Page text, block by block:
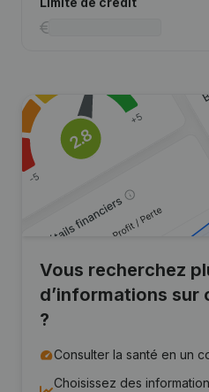
Vous recherchez
d’informations sur
?
Consulter la santé en un
Choisissez des